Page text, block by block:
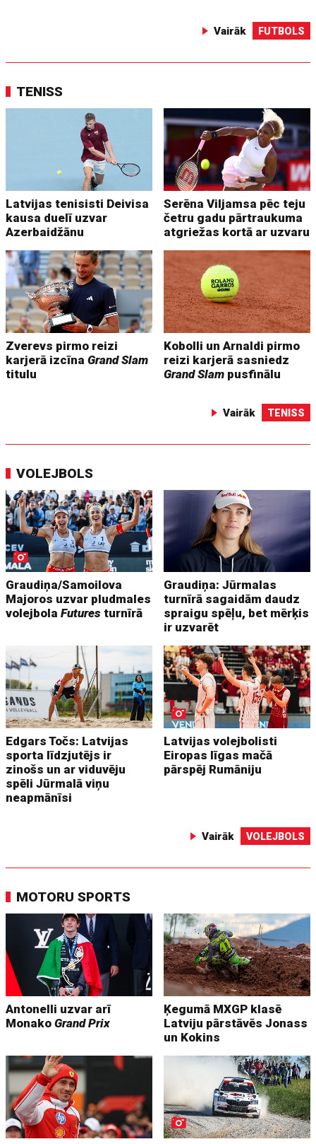
Vairāk FUTBOLS
TENISS
Latvijas tenisisti Deivisa
kausa duelī uzvar
Azerbaidžānu
Serēna Viljamsa pēc teju
četru gadu pārtraukuma
atgriežas kortā ar uzvaru
Zverevs pirmo reizi
karjerā izcīnaGrand Slam
titulu
Kobolli un Arnaldi pirmo
reizi karjerā sasniedz
Grand Slam pusfinālu
Vairāk TENISS
VOLEJBOLS
Graudiņa/Samoilova
Majoros uzvar pludmales
volejbolaFutures turnīrā
Graudiņa: Jūrmalas
turnīrā sagaidām daudz
spraigu spēļu, bet mērķis
ir uzvarēt
Edgars Točs: Latvijas
sporta līdzjutējs ir
zinošs un ar viduvēju
spēli Jūrmalā viņu
neapmānīsi
Latvijas volejbolisti
Eiropas līgas mačā
pārspēj Rumāniju
Vairāk VOLEJBOLS
MOTORU SPORTS
Antonelli uzvar arī
MonakoGrand Prix
Ķegumā MXGP klasē
Latviju pārstāvēs Jonass
un Kokins